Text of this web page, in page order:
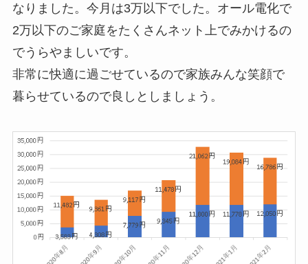
なりました。今月は3万以下でした。オール電化で
2万以下のご家庭をたくさんネット上でみかけるの
でうらやましいです。
非常に快適に過ごせているので家族みんな笑顔で
暮らせているので良しとしましょう。